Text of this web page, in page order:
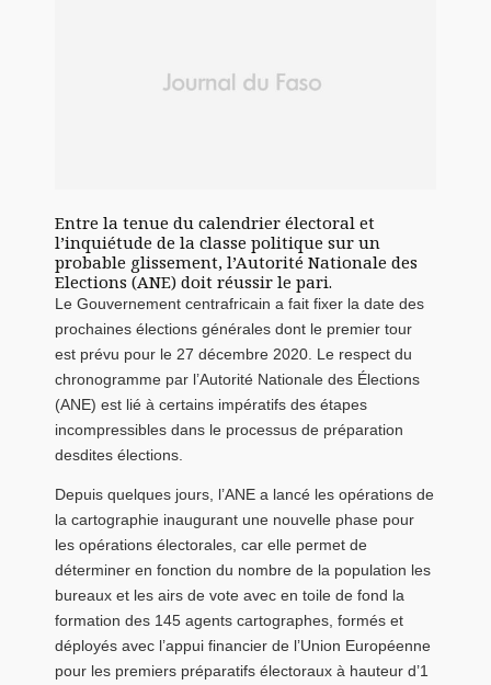
Entre la tenue du calendrier électoral et
l’inquiétude de la classe politique sur un
probable glissement, l’Autorité Nationale des
Elections (ANE) doit réussir le pari.
Le Gouvernement centrafricain a fait fixer la date des
prochaines élections générales dont le premier tour
est prévu pour le 27 décembre 2020. Le respect du
chronogramme par l’Autorité Nationale des Élections
(ANE) est lié à certains impératifs des étapes
incompressibles dans le processus de préparation
desdites élections.
Depuis quelques jours, l’ANE a lancé les opérations de
la cartographie inaugurant une nouvelle phase pour
les opérations électorales, car elle permet de
déterminer en fonction du nombre de la population les
bureaux et les airs de vote avec en toile de fond la
formation des 145 agents cartographes, formés et
déployés avec l’appui financier de l’Union Européenne
pour les premiers préparatifs électoraux à hauteur d’1